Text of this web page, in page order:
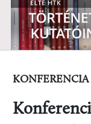
KONFERENCIA